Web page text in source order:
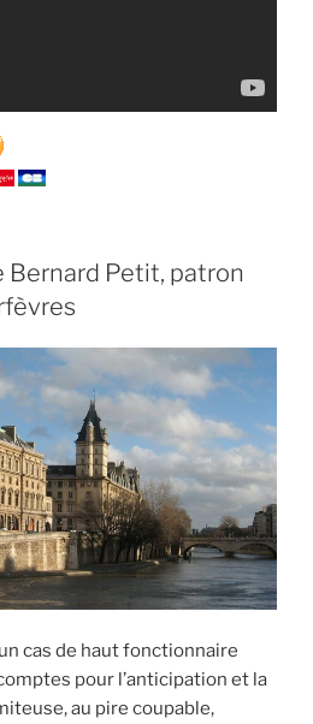
Bernard Petit, patron
cas de haut fonctionnaire
pour l’anticipation et la
au pire coupable,